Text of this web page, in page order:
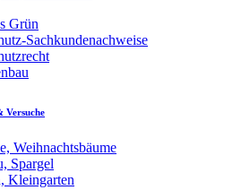
Grün
Sachkundenachweise
Versuche
Weihnachtsbäume
Spargel
Kleingarten